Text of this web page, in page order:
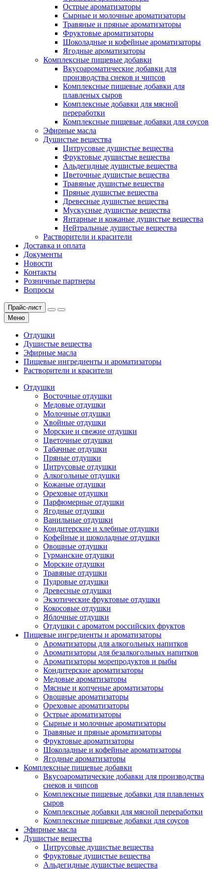
Острые ароматизаторы
Сырные и молочные ароматизаторы
Травяные и пряные ароматизаторы
Фруктовые ароматизаторы
Шоколадные и кофейные ароматизаторы
Ягодные ароматизаторы
Комплексные пищевые добавки
Вкусоароматические добавки для
производства снеков и чипсов
Комплексные пищевые добавки для
плавленых сыров
Комплексные добавки для мясной
переработки
Комплексные пищевые добавки для соусов
Эфирные масла
Душистые вещества
Цитрусовые душистые вещества
Фруктовые душистые вещества
Альдегидные душистые вещества
Цветочные душистые вещества
Травяные душистые вещества
Пряные душистые вещества
Древесные душистые вещества
Мускусные душистые вещества
Янтарные и кожаные душистые вещества
Нейтральные душистые вещества
Растворители и красители
Доставка и оплата
Документы
Новости
Контакты
Розничные партнеры
Вопросы
Прайс-лист
Меню
Отдушки
Душистые вещества
Эфирные масла
Пищевые ингредиенты и ароматизаторы
Растворители и красители
Отдушки
Восточные отдушки
Медовые отдушки
Молочные отдушки
Хвойные отдушки
Морские и свежие отдушки
Цветочные отдушки
Табачные отдушки
Пряные отдушки
Цитрусовые отдушки
Алкогольные отдушки
Кожаные отдушки
Ореховые отдушки
Парфюмерные отдушки
Ягодные отдушки
Ванильные отдушки
Кондитерские и хлебные отдушки
Кофейные и шоколадные отдушки
Овощные отдушки
Гурманские отдушки
Морские отдушки
Травяные отдушки
Пудровые отдушки
Древесные отдушки
Экзотические фруктовые отдушки
Кокосовые отдушки
Яблочные отдушки
Отдушки с ароматом российских фруктов
Пищевые ингредиенты и ароматизаторы
Ароматизаторы для алкогольных напитков
Ароматизаторы для безалкогольных напитков
Ароматизаторы морепродуктов и рыбы
Кондитерские ароматизаторы
Медовые ароматизаторы
Мясные и копченые ароматизаторы
Овощные ароматизаторы
Ореховые ароматизаторы
Острые ароматизаторы
Сырные и молочные ароматизаторы
Травяные и пряные ароматизаторы
Фруктовые ароматизаторы
Шоколадные и кофейные ароматизаторы
Ягодные ароматизаторы
Комплексные пищевые добавки
Вкусоароматические добавки для производства
снеков и чипсов
Комплексные пищевые добавки для плавленых
сыров
Комплексные добавки для мясной переработки
Комплексные пищевые добавки для соусов
Эфирные масла
Душистые вещества
Цитрусовые душистые вещества
Фруктовые душистые вещества
Альдегидные душистые вещества